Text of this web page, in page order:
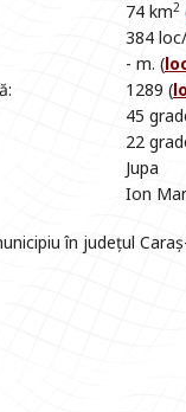
74 km2
384
- m. (
1289 (
45
22
Jupa
Ion
în județul